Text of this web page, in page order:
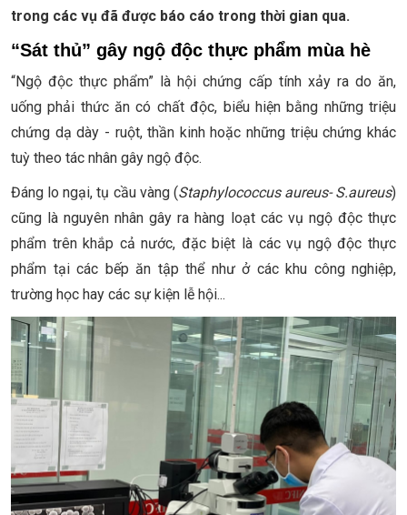
trong các vụ đã được báo cáo trong thời gian qua.
“Sát thủ” gây ngộ độc thực phẩm mùa hè
“Ngộ độc thực phẩm” là hội chứng cấp tính xảy ra do ăn,
uống phải thức ăn có chất độc, biểu hiện bằng những triệu
chứng dạ dày - ruột, thần kinh hoặc những triệu chứng khác
tuỳ theo tác nhân gây ngộ độc.
Đáng lo ngại, tụ cầu vàng (Staphylococcus aureus- S.aureus)
cũng là nguyên nhân gây ra hàng loạt các vụ ngộ độc thực
phẩm trên khắp cả nước, đặc biệt là các vụ ngộ độc thực
phẩm tại các bếp ăn tập thể như ở các khu công nghiệp,
trường học hay các sự kiện lễ hội...